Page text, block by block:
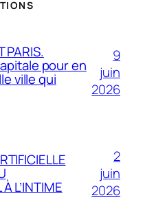
PARIS.
pour en
ville qui
9
juin
2026
L’INTIME
2
juin
2026